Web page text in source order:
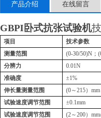
产品介绍 在线留言
GBPI卧式抗张试验机
项目
技术参数
测量范围
(0-30/50)N ；
分辨力
0.01N
准确度
±1%
伸长量测量范围
(0～215） mm
试验速度调节范围
±0.1mm
试验速度调节范围
(2～200）